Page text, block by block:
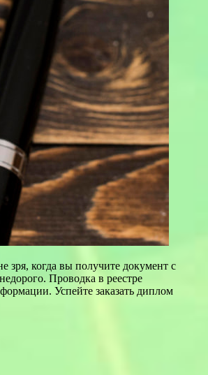
зря, когда вы получите документ с
Проводка в реестре
Успейте заказать диплом